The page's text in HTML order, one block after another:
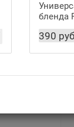
бленда
390 руб